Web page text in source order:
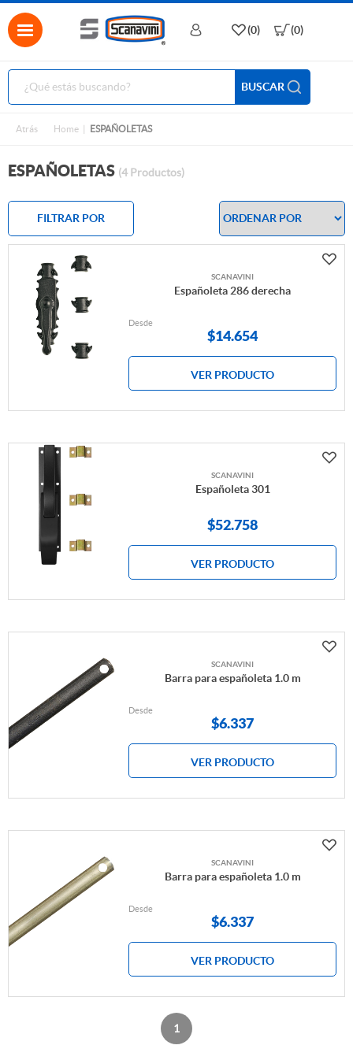
BUSCAR
(0) (0)
Atrás Home ESPAÑOLETAS
ESPAÑOLETAS (4 Productos)
FILTRAR POR
SCANAVINI
Españoleta 286 derecha
Desde
$14.654
VER PRODUCTO
SCANAVINI
Españoleta 301
$52.758
VER PRODUCTO
SCANAVINI
Barra para españoleta 1.0 m
Desde
$6.337
VER PRODUCTO
SCANAVINI
Barra para españoleta 1.0 m
Desde
$6.337
VER PRODUCTO
1